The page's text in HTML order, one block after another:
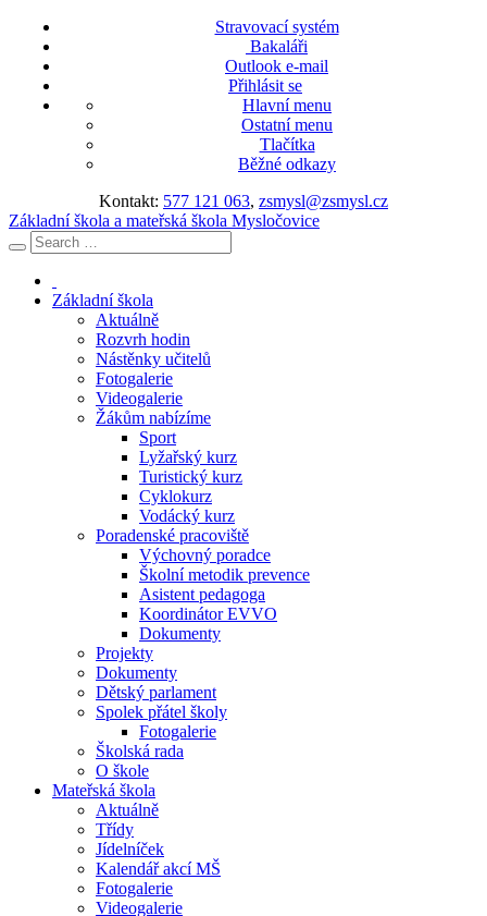
Stravovací systém
Bakaláři
Outlook e-mail
Přihlásit se
Hlavní menu
Ostatní menu
Tlačítka
Běžné odkazy
Kontakt: 577 121 063, zsmysl@zsmysl.cz
Základní škola a mateřská škola Mysločovice
Základní škola
Aktuálně
Rozvrh hodin
Nástěnky učitelů
Fotogalerie
Videogalerie
Žákům nabízíme
Sport
Lyžařský kurz
Turistický kurz
Cyklokurz
Vodácký kurz
Poradenské pracoviště
Výchovný poradce
Školní metodik prevence
Asistent pedagoga
Koordinátor EVVO
Dokumenty
Projekty
Dokumenty
Dětský parlament
Spolek přátel školy
Fotogalerie
Školská rada
O škole
Mateřská škola
Aktuálně
Třídy
Jídelníček
Kalendář akcí MŠ
Fotogalerie
Videogalerie